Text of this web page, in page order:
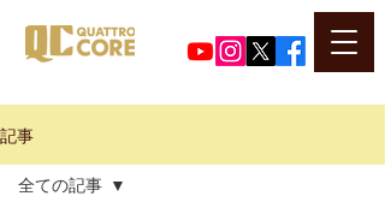
記事
全ての記事